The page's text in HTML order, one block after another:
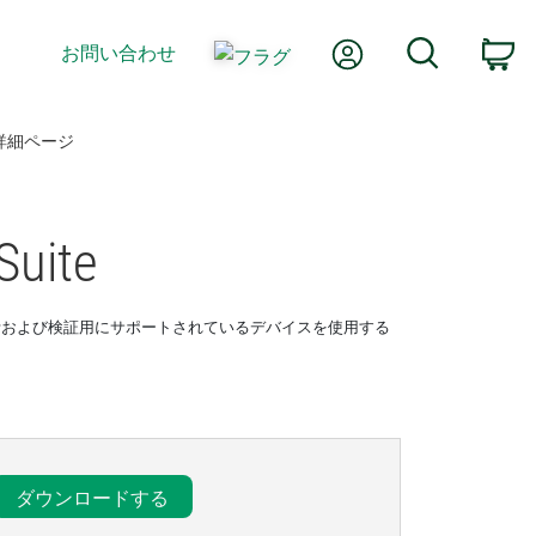
お問い合わせ Myアカウント
細ページ
び検証用にサポートされているデバイスを使用する
ダウンロードする